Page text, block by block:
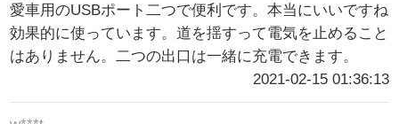
愛車用のUSBポート二つで便利です。本当にいいですね
効果的に使っています。道を揺すって電気を止めること
はありません。二つの出口は一緒に充電できます。
2021-02-15 01:36:13